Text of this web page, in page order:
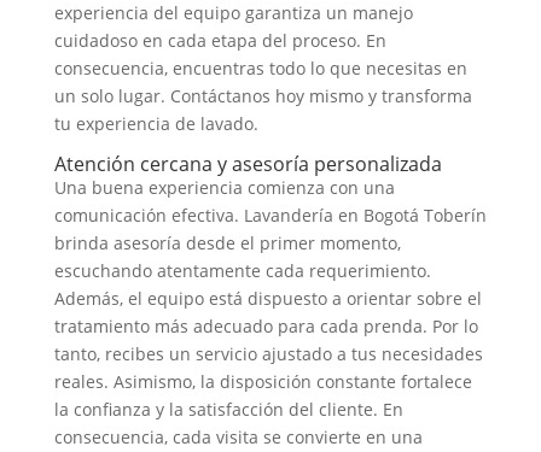
experiencia del equipo garantiza un manejo
cuidadoso en cada etapa del proceso. En
consecuencia, encuentras todo lo que necesitas en
un solo lugar. Contáctanos hoy mismo y transforma
tu experiencia de lavado.
Atención cercana y asesoría personalizada
Una buena experiencia comienza con una
comunicación efectiva. Lavandería en Bogotá Toberín
brinda asesoría desde el primer momento,
escuchando atentamente cada requerimiento.
Además, el equipo está dispuesto a orientar sobre el
tratamiento más adecuado para cada prenda. Por lo
tanto, recibes un servicio ajustado a tus necesidades
reales. Asimismo, la disposición constante fortalece
la confianza y la satisfacción del cliente. En
consecuencia, cada visita se convierte en una